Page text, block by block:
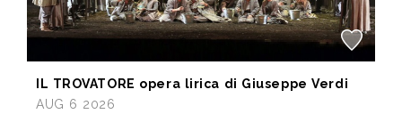
IL TROVATORE opera lirica di Giuseppe Verdi
AUG 6 2026